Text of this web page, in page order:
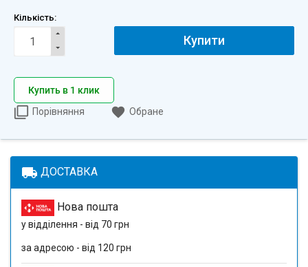
Кількість:
Купити
Купить в 1 клик
Порівняння
Обране
local_shipping ДОСТАВКА
Нова пошта
у відділення - від 70 грн
за адресою - від 120 грн